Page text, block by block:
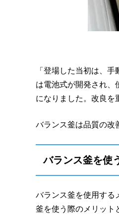
「登場した当初は、
は電池式が開発され、
になりました。改良を
バランス釜は品質の改
バランス釜を使
バランス釜を使用する
釜を使う際のメリット